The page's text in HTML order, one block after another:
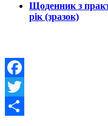
Щоденник з
рік (зразок)
Facebook
Twitter